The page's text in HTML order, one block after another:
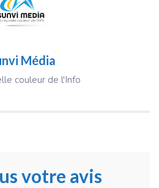
Média
couleur de l'Info
votre avis